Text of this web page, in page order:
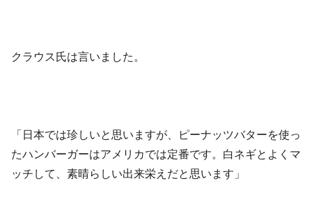
クラウス氏は言いました。
「日本では珍しいと思いますが、ピーナッツバターを使っ
たハンバーガーはアメリカでは定番です。白ネギとよくマ
ッチして、素晴らしい出来栄えだと思います」